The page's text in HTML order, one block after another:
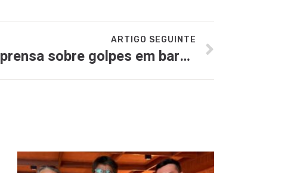
ARTIGO SEGUINTE
Destaque na imprensa sobre golpes em bares e restaurantes